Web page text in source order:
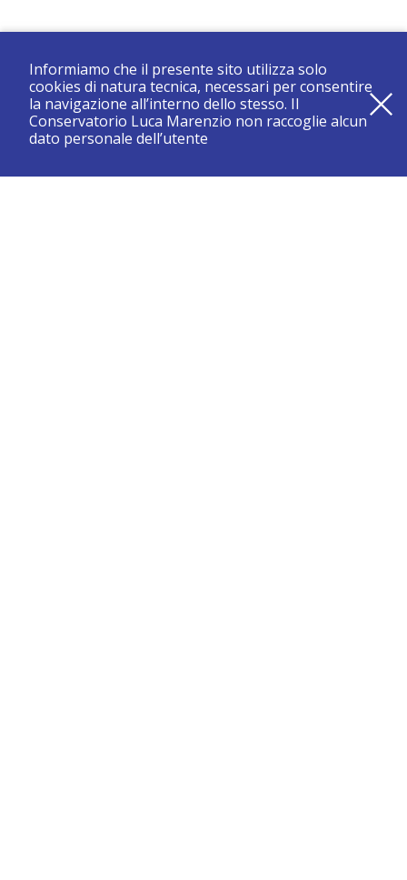
registrati e resta aggiornato su tutte le novità
Informiamo che il presente sito utilizza solo
cookies di natura tecnica, necessari per consentire
la navigazione all’interno dello stesso. Il
Conservatorio Luca Marenzio non raccoglie alcun
dato personale dell’utente